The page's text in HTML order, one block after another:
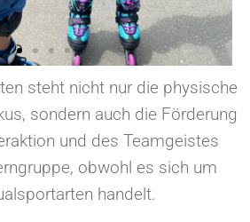
steht nicht nur die physische
sondern auch die Förderung
und des Teamgeistes
obwohl es sich um
handelt.